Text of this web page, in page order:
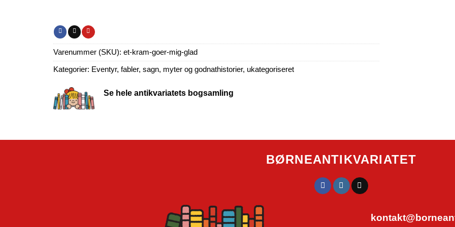
Varenummer (SKU): et-kram-goer-mig-glad
Kategorier: Eventyr, fabler, sagn, myter og godnathistorier, ukategoriseret
Se hele antikvariatets bogsamling
BØRNEANTIKVARIATET